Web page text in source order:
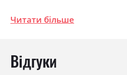
Стиль
Розкладний
Читати більше
Відгуки